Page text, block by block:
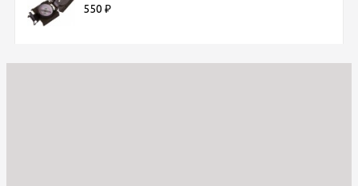
550 ₽